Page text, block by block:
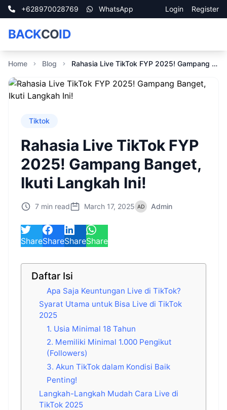
+628970028769 WhatsApp Login Register
BACKCOID
Home Blog Rahasia Live TikTok FYP 2025! Gampang Banget, Ikuti Langkah Ini!
Tiktok
Rahasia Live TikTok FYP
2025! Gampang Banget,
Ikuti Langkah Ini!
7 min read March 17, 2025 Admin
ShareShareShareShare
Daftar Isi
Apa Saja Keuntungan Live di TikTok?
Syarat Utama untuk Bisa Live di TikTok
2025
1. Usia Minimal 18 Tahun
2. Memiliki Minimal 1.000 Pengikut
(Followers)
3. Akun TikTok dalam Kondisi Baik
Penting!
Langkah-Langkah Mudah Cara Live di
TikTok 2025